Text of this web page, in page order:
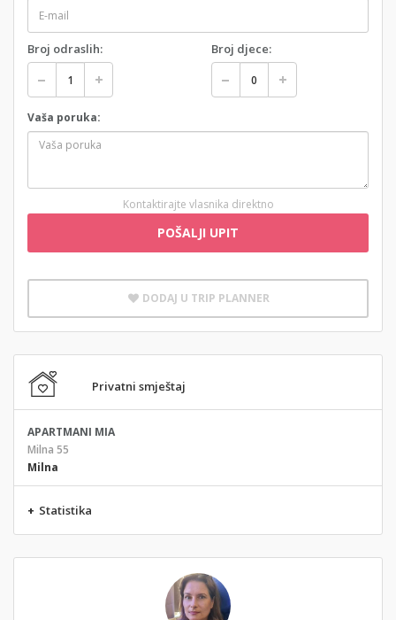
Broj odraslih: Broj djece:
Vaša poruka:
Kontaktirajte vlasnika direktno
POŠALJI UPIT
DODAJ U TRIP PLANNER
Privatni smještaj
APARTMANI MIA
Milna 55
Milna
+ Statistika